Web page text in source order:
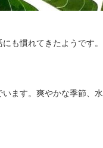
も慣れてきたようです。
ます。爽やかな季節、水